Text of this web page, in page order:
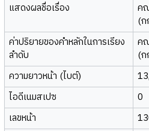
แสดงผลชื่อเรื่อง
ค
(ก
ค่าปริยายของคำหลักในการเรียง
ลำดับ
ค
(ก
ความยาวหน้า (ไบต์)
ไอดีเนมสเปซ
0
เลขหน้า